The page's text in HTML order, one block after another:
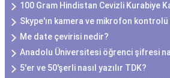
100 Gram Hindistan Cevizli Kurabiye
Skype'ın kamera ve mikrofon kontrolü
Me date çevirisi nedir?
Anadolu Üniversitesi öğrenci şifresi
5'er ve 50'şerli nasıl yazılır TDK?